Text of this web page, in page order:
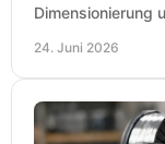
Dimensionierung
24. Juni 2026